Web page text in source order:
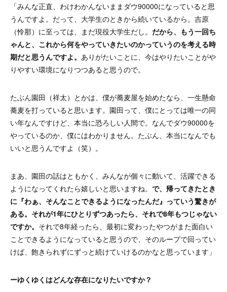
「みんな正直、わけわかんないままダウ90000になっていると思
うんですよ。だって、大学生のときから続いているから。吉原
（怜那）に至っては、まだ現役大学生だし。 だから、もう一回ち
ゃんと、これから何をやっていきたいのかっていうのを考える時
期だと思うんですよ。 ありがたいことに、今はやりたいことがや
りやすい環境になりつつあると思うので。
たぶん園田（祥太）とかは、僕が蕎麦屋を始めたなら、一生懸命
蕎麦を打っていると思います。園田って、僕にとっては唯一の同
い年なんですけど、本当に恐ろしい人間で。なんでダウ90000を
やっているのか、僕にはわかりません。たぶん、本当になんでも
いいと思うんですよ（笑）。
まあ、園田の話はともかく、みんなが個々に動いて、活躍できる
ようになってくれたら嬉しいと思いますね。 で、帰ってきたとき
に『わぁ、そんなことできるようになったんだ』っていう驚きが
ある。それが1年にひとりずつあったら、それで8年もつじゃない
ですか。 それで8年経ったら、最初に変わったやつがまた面白い
ことできるようになっていると思うので、そのループで回ってい
けば、飽きられずにずっと続けていけるのかなと思っています」
ーゆくゆくはどんな存在になりたいですか？